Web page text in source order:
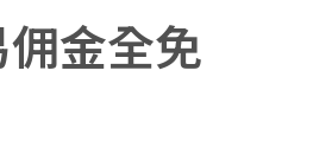
金全免